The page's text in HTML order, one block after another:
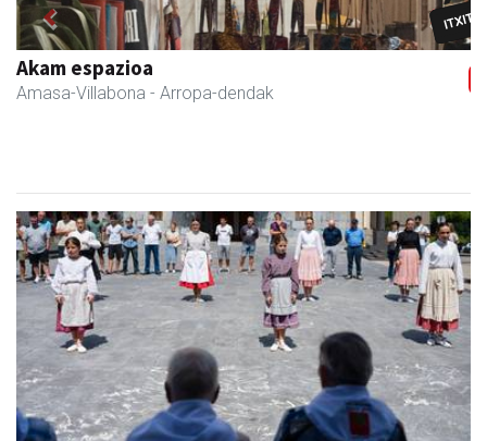
Erniobea BHI
Amasa-Villabona - Hezkuntza
Previous Next